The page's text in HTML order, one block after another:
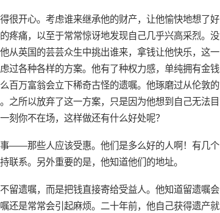
很开心。考虑谁来继承他的财产，让他愉快地想了好
疼痛，以至于常常惊讶地发现自己几乎兴高采烈。没
从英国的芸芸众生中挑出谁来，拿钱让他快乐，这一
过各种各样的方案。他有了种权力感，单纯拥有金钱
百万富翁会立下稀奇古怪的遗嘱。他琢磨过从伦敦的
之所以放弃了这一方案，只是因为他想到自己无法目
刻你不在场，这样做还有什么好处呢？
——那些人应该受惠。他们是多么好的人啊！有几个
联系。另外重要的是，他知道他们的地址。
留遗嘱，而是把钱直接寄给受益人。他知道留遗嘱会
还是常常会引起麻烦。二十年前，他自己获得遗产就